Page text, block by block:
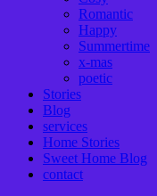
Romantic
Happy
Summertime
x-mas
poetic
Stories
Blog
services
Home Stories
Sweet Home Blog
contact